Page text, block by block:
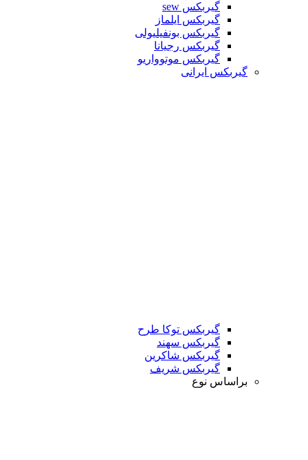
گیربکس sew
گیربکس ایلماز
گیربکس بونفیلیولی
گیربکس رجیانا
گیربکس موتوواریو
گیربکس ایرانی
گیربکس توکا طرح
گیربکس سهند
گیربکس شاکرین
گیربکس شریف
براساس نوع